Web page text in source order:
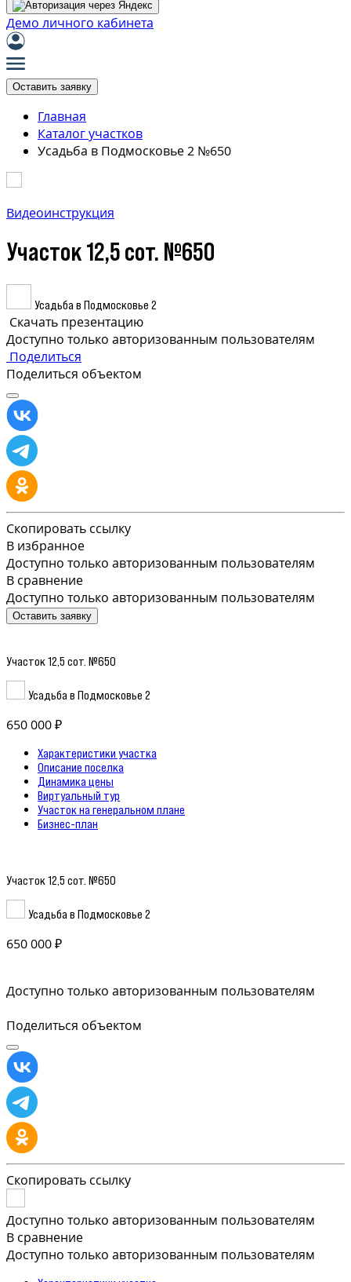
Демо личного кабинета
Оставить заявку
Главная
Каталог участков
Усадьба в Подмосковье 2 №650
Видеоинструкция
Участок 12,5 сот. №650
Усадьба в Подмосковье 2
Скачать презентацию
Доступно только авторизованным пользователям
Поделиться
Поделиться объектом
Скопировать ссылку
В избранное
Доступно только авторизованным пользователям
В сравнение
Доступно только авторизованным пользователям
Оставить заявку
Участок 12,5 сот. №650
Усадьба в Подмосковье 2
650 000 ₽
Характеристики участка
Описание поселка
Динамика цены
Виртуальный тур
Участок на генеральном плане
Бизнес-план
Участок 12,5 сот. №650
Усадьба в Подмосковье 2
650 000 ₽
Доступно только авторизованным пользователям
Поделиться объектом
Скопировать ссылку
Доступно только авторизованным пользователям
В сравнение
Доступно только авторизованным пользователям